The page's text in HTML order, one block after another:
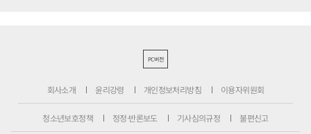
PC버전
회사소개 윤리강령 개인정보처리방침 이용자위원회
청소년보호정책 정정·반론보도 기사심의규정 불편신고